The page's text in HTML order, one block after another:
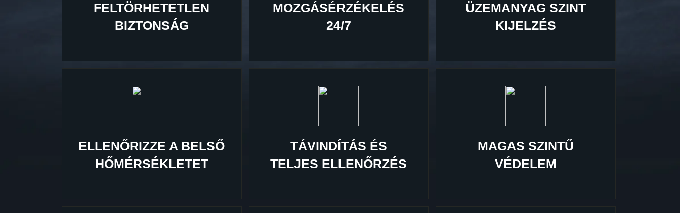
FELTÖRHETETLEN
BIZTONSÁG
MOZGÁSÉRZÉKELÉS
24/7
ÜZEMANYAG SZINT
KIJELZÉS
ELLENŐRIZZE A BELSŐ
HŐMÉRSÉKLETET
TÁVINDÍTÁS ÉS
TELJES ELLENŐRZÉS
MAGAS SZINTŰ
VÉDELEM